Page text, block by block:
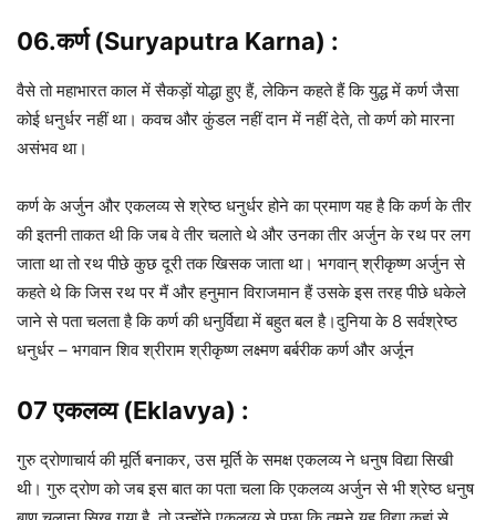
06.कर्ण (Suryaputra Karna) :
वैसे तो महाभारत काल में सैकड़ों योद्धा हुए हैं, लेकिन कहते हैं कि युद्ध में कर्ण जैसा
कोई धनुर्धर नहीं था। कवच और कुंडल नहीं दान में नहीं देते, तो कर्ण को मारना
असंभव था।
कर्ण के अर्जुन और एकलव्य से श्रेष्ठ धनुर्धर होने का प्रमाण यह है कि कर्ण के तीर
की इतनी ताकत थी कि जब वे तीर चलाते थे और उनका तीर अर्जुन के रथ पर लग
जाता था तो रथ पीछे कुछ दूरी तक खिसक जाता था। भगवान् श्रीकृष्ण अर्जुन से
कहते थे कि जिस रथ पर मैं और हनुमान विराजमान हैं उसके इस तरह पीछे धकेले
जाने से पता चलता है कि कर्ण की धनुर्विद्या में बहुत बल है।दुनिया के 8 सर्वश्रेष्ठ
धनुर्धर – भगवान शिव श्रीराम श्रीकृष्ण लक्ष्मण बर्बरीक कर्ण और अर्जून
07 एकलव्य (Eklavya) :
गुरु द्रोणाचार्य की मूर्ति बनाकर, उस मूर्ति के समक्ष एकलव्य ने धनुष विद्या सिखी
थी। गुरु द्रोण को जब इस बात का पता चला कि एकलव्य अर्जुन से भी श्रेष्ठ धनुष